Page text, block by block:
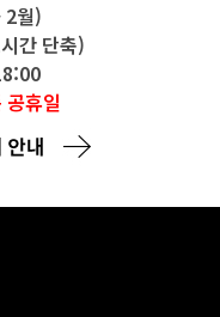
2월)
간 단축)
휴일